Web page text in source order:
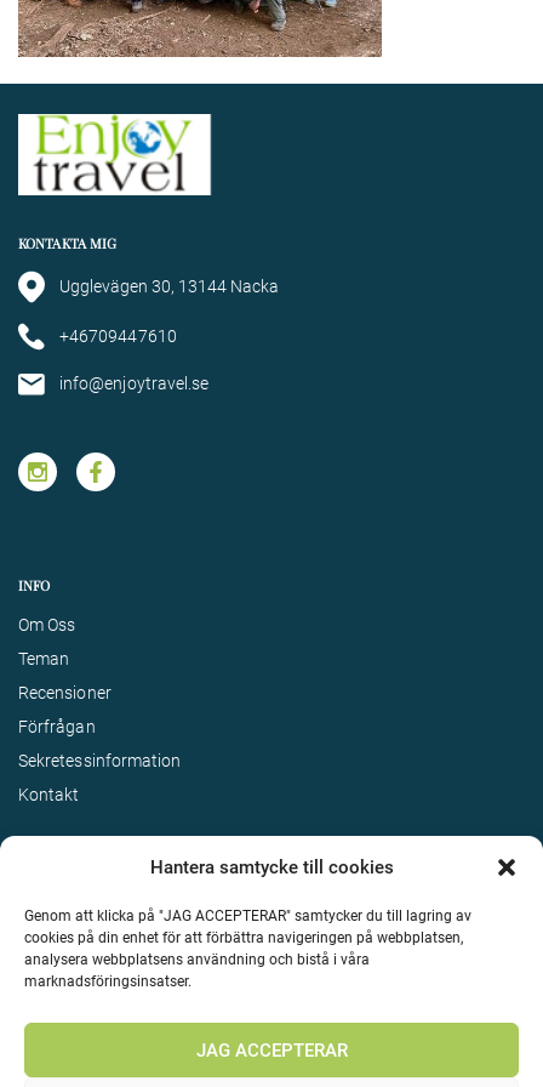
Hantera samtycke till cookies
Genom att klicka på "JAG ACCEPTERAR" samtycker du till lagring av
cookies på din enhet för att förbättra navigeringen på webbplatsen,
analysera webbplatsens användning och bistå i våra
marknadsföringsinsatser.
JAG ACCEPTERAR
KONTAKTA MIG
Ugglevägen 30, 13144 Nacka
+46709447610
info@enjoytravel.se
INFO
Om Oss
Teman
Recensioner
Förfrågan
Sekretessinformation
Kontakt
Upphovsrätt 2026 Enjoy Travel Alla rättigheter reserverade